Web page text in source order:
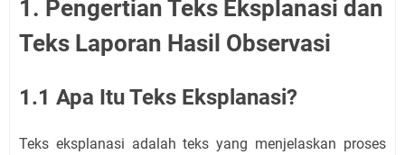
1. Pengertian Teks Eksplanasi dan
Teks Laporan Hasil Observasi
1.1 Apa Itu Teks Eksplanasi?
Teks eksplanasi adalah teks yang menjelaskan proses